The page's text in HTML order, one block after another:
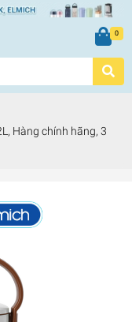
0
Hàng chính hãng, 3